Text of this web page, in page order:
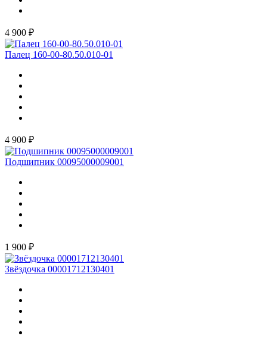
4 900 ₽
Палец 160-00-80.50.010-01
4 900 ₽
Подшипник 00095000009001
1 900 ₽
Звёздочка 00001712130401